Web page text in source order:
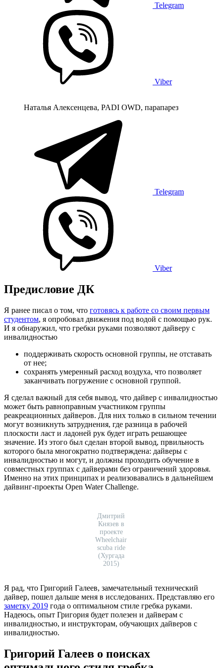
Telegram
Viber
Наталья Алексенцева, PADI OWD, парапарез
Telegram
Viber
Предисловие ДК
Я ранее писал о том, что готовясь к работе со своим первым
студентом, я опробовал движения под водой с помощью рук.
И я обнаружил, что гребки руками позволяют дайверу с
инвалидностью
поддерживать скорость основной группы, не отставать
от нее;
сохранять умеренный расход воздуха, что позволяет
заканчивать погружение с основной группой.
Я сделал важный для себя вывод, что дайвер с инвалидностью
может быть равноправным участником группы
реакреационных дайверов. Для них только в сильном течении
могут возникнуть затруднения, где разница в рабочей
плоскости ласт и ладоней рук будет играть решающее
значение. Из этого был сделан второй вывод, првильность
которого была многократно подтверждена: дайверы с
инвалидностью и могут, и должны проходить обучение в
совместных группах с дайверами без ограничений здоровья.
Именно на этих принципах и реализовавались в дальнейшем
дайвинг-проекты Open Water Challenge.
Дмитрий
Князев в
проекте
Wheelchair
scuba ride
(Хургада
2015)
Я рад, что Григорий Галеев, замечательный технический
дайвер, пошел дальше меня в исследованих. Представляю его
заметку 2019 года о оптимальном стиле гребка руками.
Надеюсь, опыт Григория будет полезен и дайверам с
инвалидностью, и инструкторам, обучающих дайверов с
инвалидностью.
Григорий Галеев о поисках